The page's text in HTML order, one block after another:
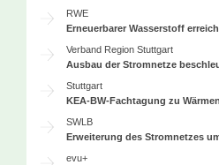
RWE
Erneuerbarer Wasserstoff
Verband Region Stuttgart
Ausbau der Stromnetze
Stuttgart
KEA-BW-Fachtagung zu
SWLB
Erweiterung des Stromnetzes
evu+